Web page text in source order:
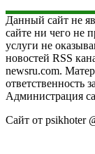
Данный сайт не
сайте ни чего не
услуги не
новостей RSS
newsru.com.
ответственность
Администрация
Сайт от psikhoter